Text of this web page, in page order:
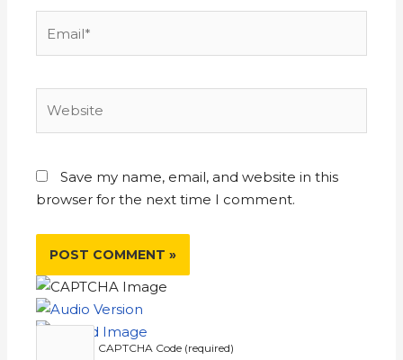
Save my name, email, and website in this
browser for the next time I comment.
CAPTCHA Code (required)